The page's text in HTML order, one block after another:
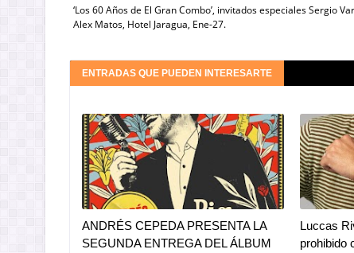
‘Los 60 Años de El Gran Combo’, invitados especiales Sergio
Alex Matos, Hotel Jaragua, Ene-27.
ENTRADAS QUE PUEDEN INTERESARTE
ANDRÉS CEPEDA PRESENTA LA
SEGUNDA ENTREGA DEL ÁLBUM
Luccas
prohibido